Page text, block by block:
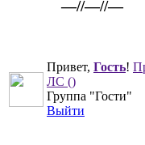
Привет, Гость!
ЛС ()
Группа "Гости"
Выйти